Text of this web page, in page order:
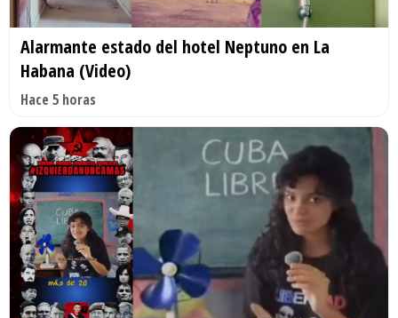
Alarmante estado del hotel Neptuno en La
Habana (Video)
Hace 5 horas